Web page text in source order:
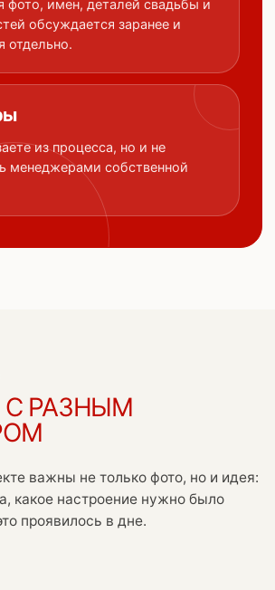
фото, имен, деталей свадьбы и
обсуждается заранее и
отдельно.
из процесса, но и не
менеджерами собственной
С РАЗНЫМ
важны не только фото, но и идея:
какое настроение нужно было
проявилось в дне.